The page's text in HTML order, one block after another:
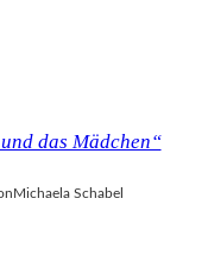
das Mädchen“
Michaela Schabel